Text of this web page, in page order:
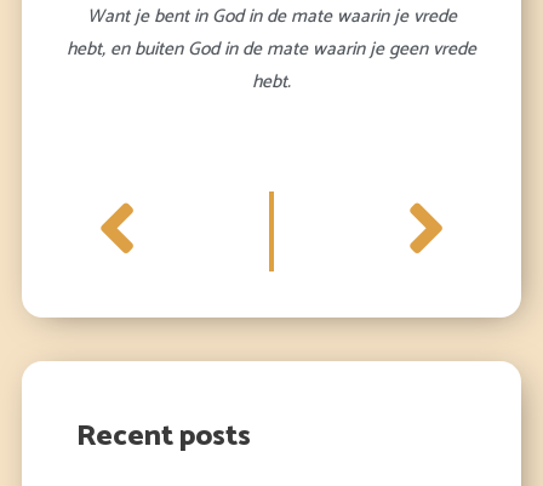
Want je bent in God in de mate waarin je vrede
hebt, en buiten God in de mate waarin je geen vrede
hebt.
Prev
Recent posts